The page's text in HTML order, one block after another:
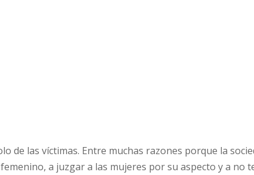
de las víctimas. Entre muchas razones porque la
a juzgar a las mujeres por su aspecto y a no